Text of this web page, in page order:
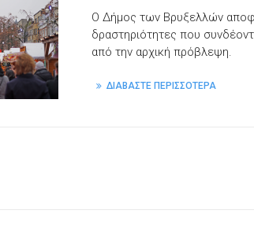
Ο Δήμος των Βρυξελλών
δραστηριότητες που
από την αρχική πρόβλεψη.
ΔΙΑΒΑΣΤΕ ΠΕΡΙΣΣΟΤΕΡΑ